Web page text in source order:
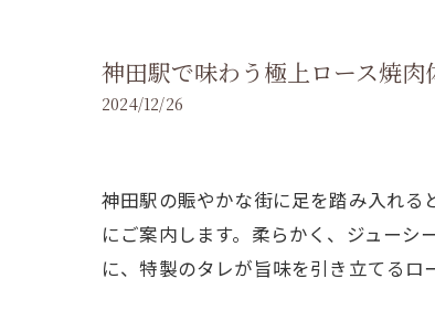
神田駅で味わう極上ロース焼
2024/12/26
神田駅の賑やかな街に足を踏み入れる
にご案内します。柔らかく、ジュー
に、特製のタレが旨味を引き立てるロ